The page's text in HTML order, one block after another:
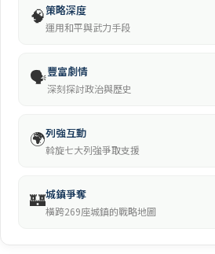
🧠策略深度
運用和平與武力手段
🗣️豐富劇情
深刻探討政治與歷史
🌍列強互動
斡旋七大列強爭取支援
🏰城鎮爭奪
橫跨269座城鎮的戰略地圖